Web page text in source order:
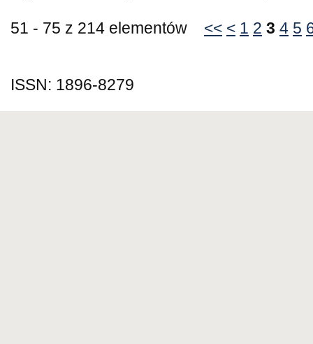
51 - 75 z 214 elementów << < 1 2 3 4 5
ISSN: 1896-8279